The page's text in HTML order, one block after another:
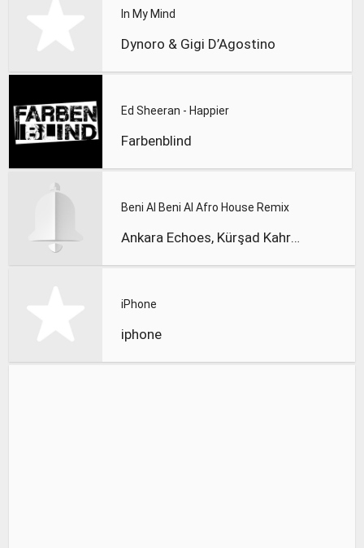
In My Mind
Dynoro & Gigi D’Agostino
Ed Sheeran - Happier
Farbenblind
Beni Al Beni Al Afro House Remix
Ankara Echoes, Kürşad Kahraman
iPhone
iphone